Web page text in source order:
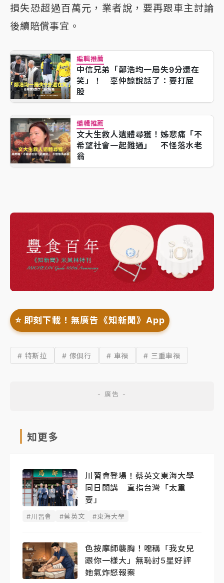
損失恐超過百萬元，業者說，要再跟車主討論
後續賠償事宜。
編輯推薦
中信兄弟「鄭浩均一局失9分還在
笑」！ 辜仲諒說話了：要打屁
股
編輯推薦
文大生救人遺體尋獲！姊悲痛「不
希望社會一起難過」 不怪落水老
翁
⭐️ 即刻下載！無廣告《知新聞》App
# 特斯拉 # 傢俱行 # 車禍 # 三重車禍
知更多
川習會登場！蔡英文東海大學
同日開講 直指台灣「太重
要」
#川習會 #蔡英文 #東海大學
色按摩師襲胸！噁稱「我女兒
跟你一樣大」無恥討5星好評
她氣炸怒報案